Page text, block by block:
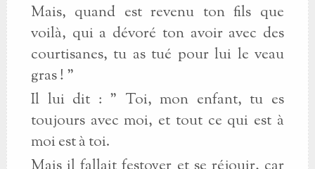
Mais, quand est revenu ton fils que
voilà, qui a dévoré ton avoir avec des
courtisanes, tu as tué pour lui le veau
gras ! "
Il lui dit : " Toi, mon enfant, tu es
toujours avec moi, et tout ce qui est à
moi est à toi.